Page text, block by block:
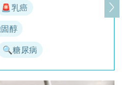
🚨乳癌
醇
🔍糖尿病
下